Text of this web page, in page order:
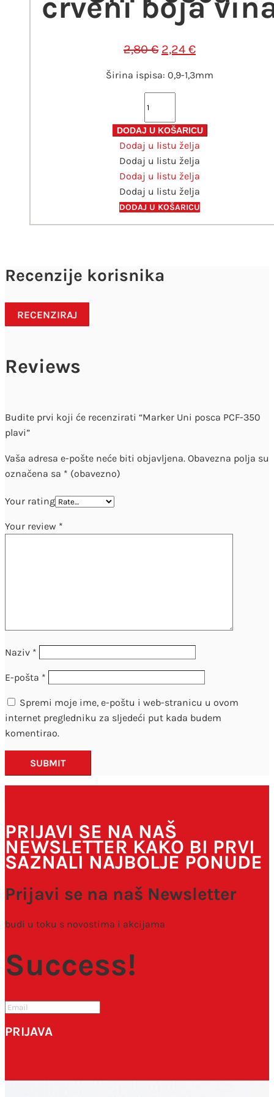
crveni boja
2,80€ Izvorna
bila
je:
2,24 €Trenutna
je:
Širina ispisa: 0,9-1,3mm
pc-
3m
Posca
crveni
boja
vina
količina
DODAJ U KOŠARICU
Dodaj u listu želja
Dodaj u listu želja
Dodaj u listu želja
Dodaj u listu želja
DODAJ U KOŠARICU
Recenzije korisnika
RECENZIRAJ
Reviews
Budite prvi koji će recenzirati “Marker Uni posca PCF-350
plavi”
Vaša adresa e-pošte neće biti objavljena. Obavezna polja su
označena sa * (obavezno)
Your rating
Your review *
Naziv *
E-pošta *
Spremi moje ime, e-poštu i web-stranicu u ovom
internet pregledniku za sljedeći put kada budem
komentirao.
SUBMIT
PRIJAVI SE NA NAŠ
NEWSLETTER KAKO BI PRVI
SAZNALI NAJBOLJE PONUDE
Prijavi se na naš Newsletter
budi u toku s novostima i akcijama
Success!
PRIJAVA